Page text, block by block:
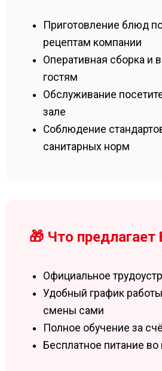
Приготовление блюд
рецептам компании
Оперативная сборка и
гостям
Обслуживание
зале
Соблюдение
санитарных норм
🎁 Что предлагает
Официальное
Удобный график
смены сами
Полное обучение за
Бесплатное питание